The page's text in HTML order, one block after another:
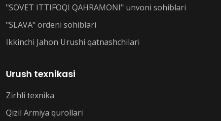
"SOVET ITTIFOQI QAHRAMONI" unvoni sohiblari
"SLAVA" ordeni sohiblari
Ikkinchi Jahon Urushi qatnashchilari
Urush texnikasi
Zirhli texnika
Qizil Armiya qurollari